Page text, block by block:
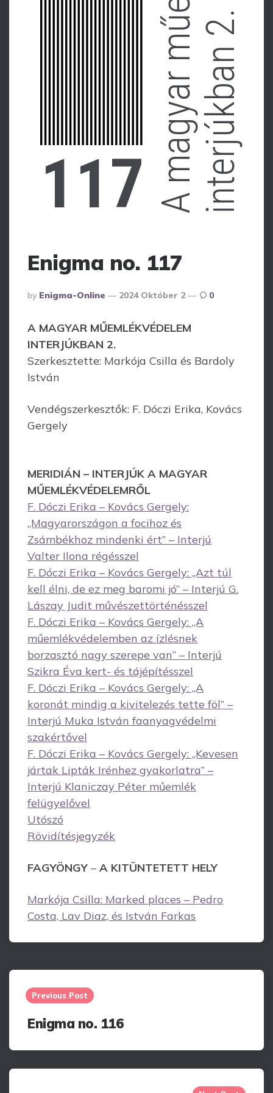
117 interjúkban 2.
Enigma no. 117
Posted
By
By Enigma-Online 2024 Október 2 0
A MAGYAR MŰEMLÉKVÉDELEM
INTERJÚKBAN 2.
Szerkesztette: Markója Csilla és Bardoly
István
Vendégszerkesztők: F. Dóczi Erika, Kovács
Gergely
MERIDIÁN – INTERJÚK A MAGYAR
MŰEMLÉKVÉDELEMRŐL
F. Dóczi Erika – Kovács Gergely:
„Magyarországon a focihoz és
Zsámbékhoz mindenki ért” – Interjú
Valter Ilona régésszel
F. Dóczi Erika – Kovács Gergely: „Azt túl
kell élni, de ez meg baromi jó” – Interjú G.
Lászay Judit művészettörténésszel
F. Dóczi Erika – Kovács Gergely: „A
műemlékvédelemben az ízlésnek
borzasztó nagy szerepe van” – Interjú
Szikra Éva kert- és tájépítésszel
F. Dóczi Erika – Kovács Gergely: „A
koronát mindig a kivitelezés tette föl” –
Interjú Muka István faanyagvédelmi
szakértővel
F. Dóczi Erika – Kovács Gergely: „Kevesen
jártak Lipták Irénhez gyakorlatra” –
Interjú Klaniczay Péter műemlék
felügyelővel
Utószó
Rövidítésjegyzék
FAGYÖNGY – A KITÜNTETETT HELY
Markója Csilla: Marked places – Pedro
Costa, Lav Diaz, és István Farkas
Post
navigation
Previous Post
Enigma no. 116